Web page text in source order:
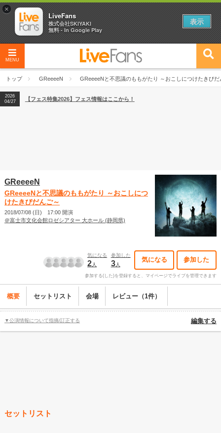
MENU
トップ GReeeeN GReeeeNと不思議のももがたり ～おこしにつけたきびだ
2026
04/27
2026
【ライブ動員ランキング】2026年上半期編発表！
2026
04/27
【フェス特集2026】フェス情報はここから！
GReeeeN
GReeeeNと不思議のももがたり ～おこしにつ
けたきびだんご～
2018/07/08 (日) 17:00 開演
＠富士市文化会館ロゼシアター 大ホール (静岡県)
気になる
2人
参加した
3人
気になる 参加した
参加する(した)を登録すると、マイページでライブを管理できます
概要 セットリスト 会場 レビュー（1件）
▼公演情報について指摘/訂正する 編集する
セットリスト
×
LiveFans
株式会社SKIYAKI
無料 - In Google Play
表示